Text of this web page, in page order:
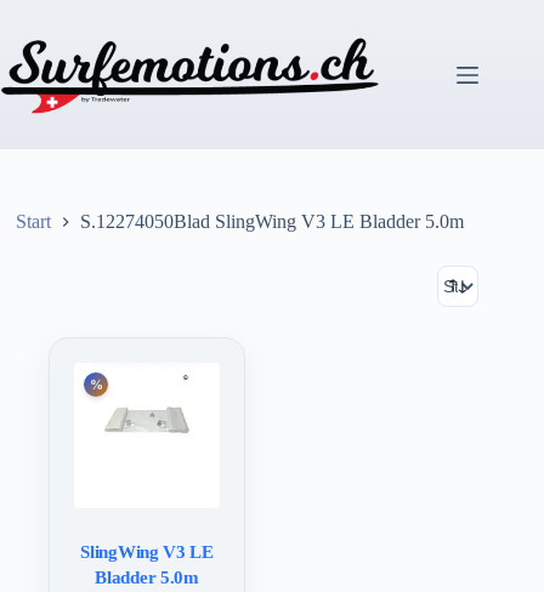
springen
Start S.12274050Blad SlingWing V3 LE Bladder 5.0m
SlingWing V3 LE
Bladder 5.0m